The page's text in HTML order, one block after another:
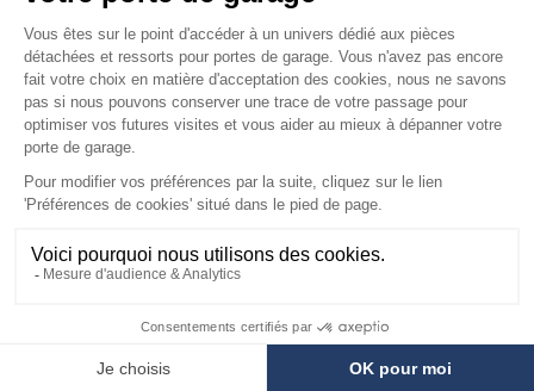
Mandrins de ressort
142mm Hörmann
Prix
199,90 €